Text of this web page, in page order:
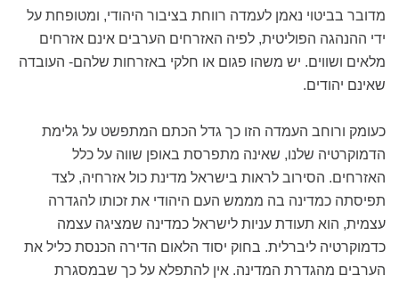
מדובר בביטוי נאמן לעמדה רווחת בציבור היהודי, ומטופחת על
ידי ההנהגה הפוליטית, לפיה האזרחים הערבים אינם אזרחים
מלאים ושווים. יש משהו פגום או חלקי באזרחות שלהם- העובדה
שאינם יהודים.
כעומק ורוחב העמדה הזו כך גדל הכתם המתפשט על גלימת
הדמוקרטיה שלנו, שאינה מתפרסת באופן שווה על כלל
האזרחים. הסירוב לראות בישראל מדינת כול אזרחיה, לצד
תפיסתה כמדינה בה מממש העם היהודי את זכותו להגדרה
עצמית, הוא תעודת עניות לישראל כמדינה שמציגה עצמה
כדמוקרטיה ליברלית. בחוק יסוד הלאום הדירה הכנסת כליל את
הערבים מהגדרת המדינה. אין להתפלא על כך שבמסגרת